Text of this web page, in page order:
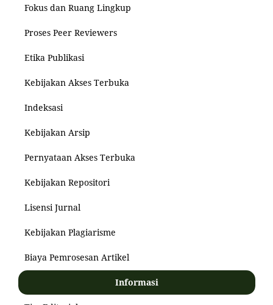
Fokus dan Ruang Lingkup
Proses Peer Reviewers
Etika Publikasi
Kebijakan Akses Terbuka
Indeksasi
Kebijakan Arsip
Pernyataan Akses Terbuka
Kebijakan Repositori
Lisensi Jurnal
Kebijakan Plagiarisme
Biaya Pemrosesan Artikel
Informasi